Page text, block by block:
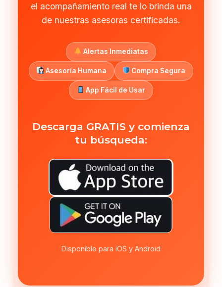
el acompañamiento real te lo brinda una
de nuestras asesoras certificadas.
Alertas Inmediatas
Asesoría Humana Compra Segura
App Fácil de Usar
Descarga GRATIS y comienza
tu búsqueda:
Disponible para iOS y Android